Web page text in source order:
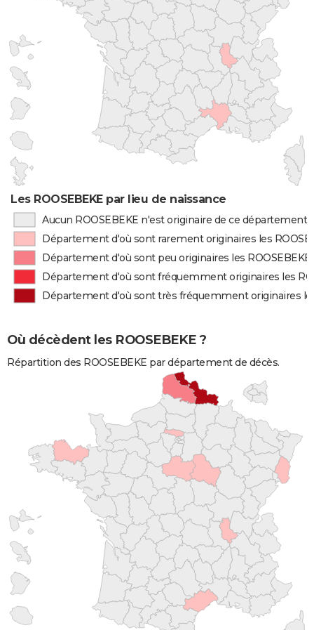
Les ROOSEBEKE par lieu de naissance
Aucun ROOSEBEKE n'est originaire de ce département
Département d'où sont rarement originaires les
Département d'où sont peu originaires les ROOSEBEKE
Département d'où sont fréquemment originaires les
Département d'où sont très fréquemment originaires
Où décèdent les ROOSEBEKE ?
Répartition des ROOSEBEKE par département de décès.